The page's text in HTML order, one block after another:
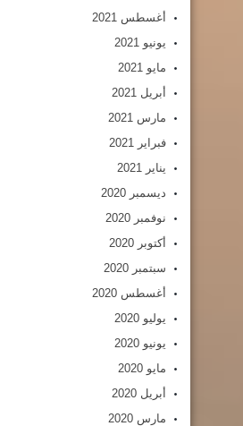
أغسطس 2021
يونيو 2021
مايو 2021
أبريل 2021
مارس 2021
فبراير 2021
يناير 2021
ديسمبر 2020
نوفمبر 2020
أكتوبر 2020
سبتمبر 2020
أغسطس 2020
يوليو 2020
يونيو 2020
مايو 2020
أبريل 2020
مارس 2020